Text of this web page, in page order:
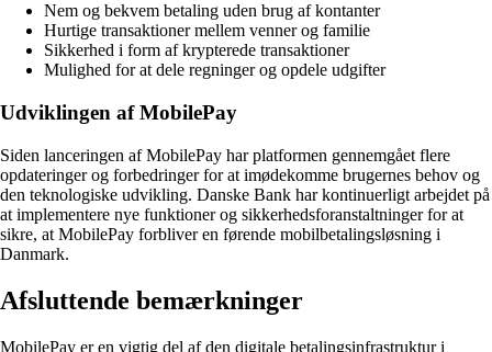
Nem og bekvem betaling uden brug af kontanter
Hurtige transaktioner mellem venner og familie
Sikkerhed i form af krypterede transaktioner
Mulighed for at dele regninger og opdele udgifter
Udviklingen af MobilePay
Siden lanceringen af MobilePay har platformen gennemgået flere
opdateringer og forbedringer for at imødekomme brugernes behov og
den teknologiske udvikling. Danske Bank har kontinuerligt arbejdet på
at implementere nye funktioner og sikkerhedsforanstaltninger for at
sikre, at MobilePay forbliver en førende mobilbetalingsløsning i
Danmark.
Afsluttende bemærkninger
MobilePay er en vigtig del af den digitale betalingsinfrastruktur i